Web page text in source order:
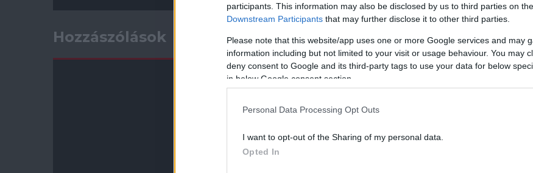
participants. This information may also be disclosed by us to third parties on the
Downstream Participants that may further disclose it to other third parties.
Please note that this website/app uses one or more Google services and may
information including but not limited to your visit or usage behaviour. You may
deny consent to Google and its third-party tags to use your data for below
in below Google consent section.
Personal Data Processing Opt Outs
I want to opt-out of the Sharing of my personal data.
Opted In
Hozzászólások